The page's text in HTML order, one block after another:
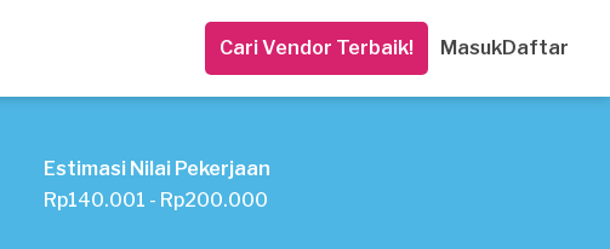
Cari Vendor Terbaik! MasukDaftar
Estimasi Nilai Pekerjaan
Rp140.001 - Rp200.000